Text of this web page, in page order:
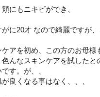
にもニキビができ、
に20才 なので綺麗ですが
アを初め、この方のお母様
んなスキンケアを試したと
す。が、、
良くなる事はなく、、、